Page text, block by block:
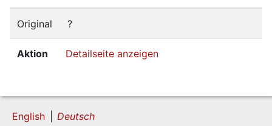
Original ?
Aktion Detailseite anzeigen
English Deutsch